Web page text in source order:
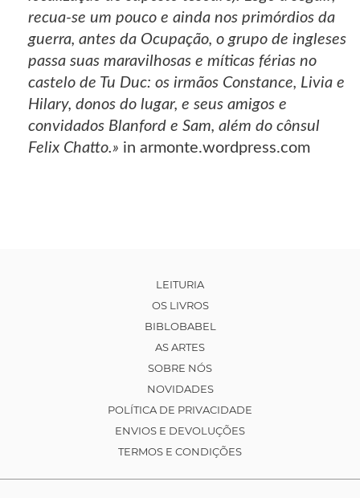
recua-se um pouco e ainda nos primórdios da
guerra, antes da Ocupação, o grupo de ingleses
passa suas maravilhosas e míticas férias no
castelo de Tu Duc: os irmãos Constance, Livia e
Hilary, donos do lugar, e seus amigos e
convidados Blanford e Sam, além do cônsul
Felix Chatto.» in armonte.wordpress.com
LEITURIA
OS LIVROS
BIBLOBABEL
AS ARTES
SOBRE NÓS
NOVIDADES
POLÍTICA DE PRIVACIDADE
ENVIOS E DEVOLUÇÕES
TERMOS E CONDIÇÕES